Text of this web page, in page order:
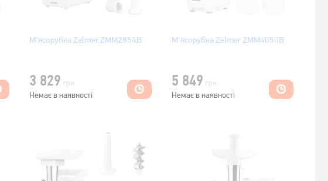
М'ясорубка Zelmer ZMM2854B
3 829
Немає в наявності
М'ясорубка Zelmer ZMM4050B
5 849
Немає в наявності